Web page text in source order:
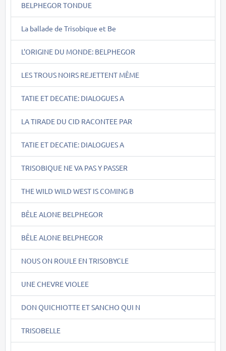
BELPHEGOR TONDUE
La ballade de Trisobique et Be
L'ORIGINE DU MONDE: BELPHEGOR
LES TROUS NOIRS REJETTENT MÊME
TATIE ET DECATIE: DIALOGUES A
LA TIRADE DU CID RACONTEE PAR
TATIE ET DECATIE: DIALOGUES A
TRISOBIQUE NE VA PAS Y PASSER
THE WILD WILD WEST IS COMING B
BÊLE ALONE BELPHEGOR
BÊLE ALONE BELPHEGOR
NOUS ON ROULE EN TRISOBYCLE
UNE CHEVRE VIOLEE
DON QUICHIOTTE ET SANCHO QUI N
TRISOBELLE